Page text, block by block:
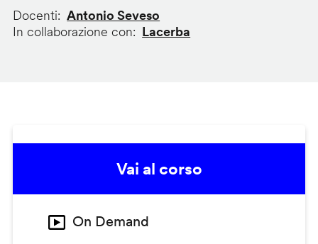
Docenti
Antonio Seveso
In collaborazione con
Lacerba
Vai al corso
On Demand